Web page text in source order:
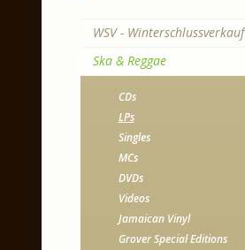
WSV - Winterschlussverkauf
Ska & Reggae
CDs
LPs
Singles
MCs
DVDs
Videos
Jamaican Vinyl
Grover Special Editions